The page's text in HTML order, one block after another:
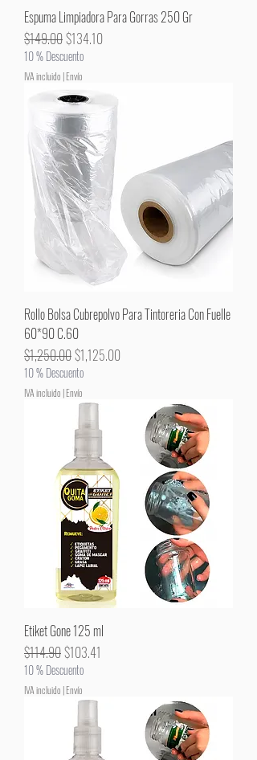
Espuma Limpiadora Para Gorras 250 Gr
Precio
$149.00Precio de oferta
$134.10
10 % Descuento
IVA incluido |Envío
Rollo Bolsa Cubrepolvo Para Tintoreria Con Fuelle
60*90 C.60
Precio
$1,250.00Precio de oferta
$1,125.00
10 % Descuento
IVA incluido |Envío
Etiket Gone 125 ml
Precio
$114.90Precio de oferta
$103.41
10 % Descuento
IVA incluido |Envío